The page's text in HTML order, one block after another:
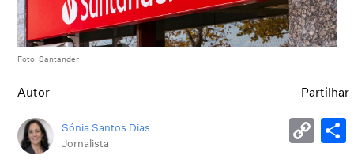
Foto: Santander
Autor
Sónia Santos Dias
Jornalista
Partilhar